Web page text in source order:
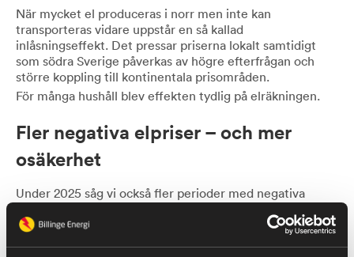
När mycket el produceras i norr men inte kan
transporteras vidare uppstår en så kallad
inlåsningseffekt. Det pressar priserna lokalt samtidigt
som södra Sverige påverkas av högre efterfrågan och
större koppling till kontinentala prisområden.
För många hushåll blev effekten tydlig på elräkningen.
Fler negativa elpriser – och mer
osäkerhet
Under 2025 såg vi också fler perioder med negativa
under noll kronor per kilowattimme.